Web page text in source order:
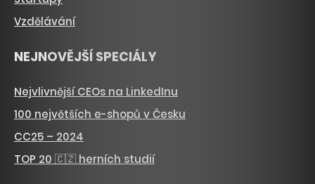
Vzdělávání
NEJNOVĚJŠÍ SPECIÁLY
Nejvlivnější CEOs na LinkedInu
100 největších e-shopů v Česku
CC25 – 2024
TOP 20 🇨🇿 herních studií